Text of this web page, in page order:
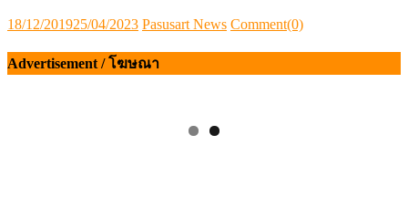
Posted
18/12/201925/04/2023 Author
Pasusart News Comment(0)
Advertisement / โฆษณา